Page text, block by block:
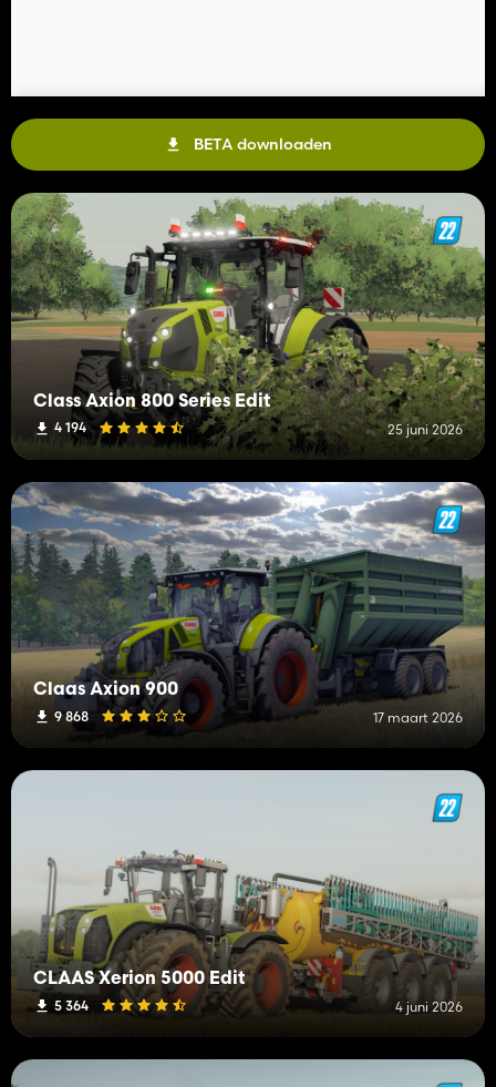
BETA downloaden
Class Axion 800 Series Edit
4 194 25 juni 2026
Claas Axion 900
9 868 17 maart 2026
CLAAS Xerion 5000 Edit
5 364 4 juni 2026